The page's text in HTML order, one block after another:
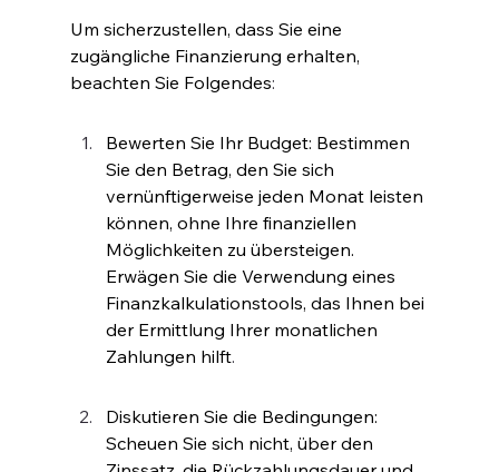
Um sicherzustellen, dass Sie eine
zugängliche Finanzierung erhalten,
beachten Sie Folgendes:
Bewerten Sie Ihr Budget: Bestimmen
Sie den Betrag, den Sie sich
vernünftigerweise jeden Monat leisten
können, ohne Ihre finanziellen
Möglichkeiten zu übersteigen.
Erwägen Sie die Verwendung eines
Finanzkalkulationstools, das Ihnen bei
der Ermittlung Ihrer monatlichen
Zahlungen hilft.
Diskutieren Sie die Bedingungen:
Scheuen Sie sich nicht, über den